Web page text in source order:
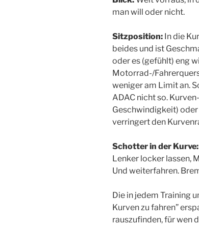
man will oder nicht.
Sitzposition: In die
beides und ist
oder es (gefühlt) eng
Motorrad-/
weniger am Limit an.
ADAC nicht so.
Geschwindigkeit)
verringert den
Schotter in der Kurve:
Lenker locker lassen,
Und weiterfahren.
Die in jedem Training
Kurven zu fahren”
rauszufinden, für wen